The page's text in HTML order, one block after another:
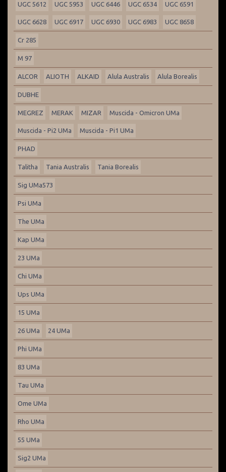
UGC 5612 UGC 5953 UGC 6446 UGC 6534 UGC 6591
UGC 6628 UGC 6917 UGC 6930 UGC 6983 UGC 8658
Cr 285
M 97
ALCOR ALIOTH ALKAID Alula Australis Alula Borealis
DUBHE
MEGREZ MERAK MIZAR Muscida - Omicron UMa
Muscida - Pi2 UMa Muscida - Pi1 UMa
PHAD
Talitha Tania Australis Tania Borealis
Sig UMa573
Psi UMa
The UMa
Kap UMa
23 UMa
Chi UMa
Ups UMa
15 UMa
26 UMa 24 UMa
Phi UMa
83 UMa
Tau UMa
Ome UMa
Rho UMa
55 UMa
Sig2 UMa